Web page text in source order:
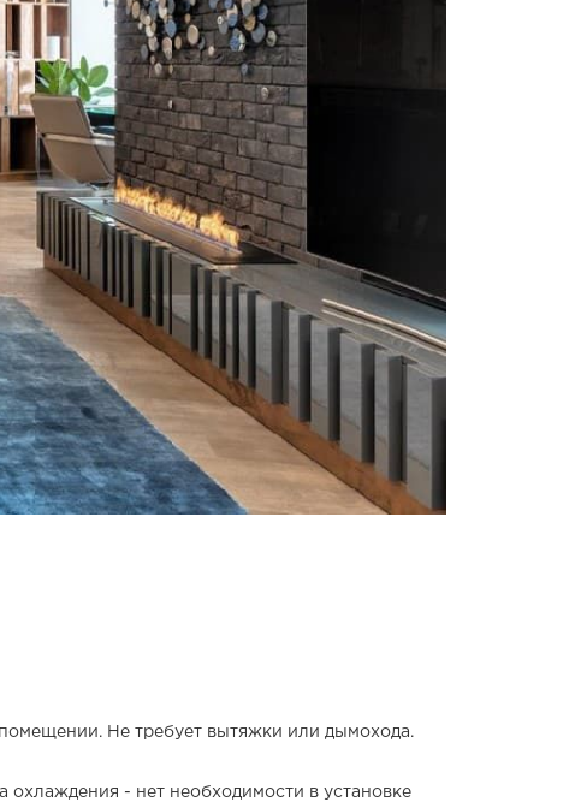
Не требует вытяжки или дымохода.
- нет необходимости в установке